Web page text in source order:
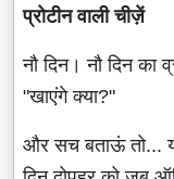
प्रोटीन वाली चीज़ें
नौ दिन। नौ दिन
"खाएंगे क्या?"
और सच बताऊं तो...